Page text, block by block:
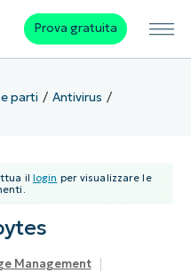
Prova gratuita
parti
Antivirus
il login per visualizzare le
Management